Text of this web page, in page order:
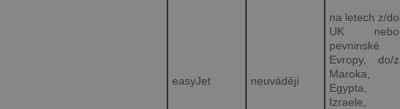
easyJet neuvádějí
na letech z/do
UK nebo
pevninské
Evropy, do/z
Maroka,
Egypta,
Izraele,